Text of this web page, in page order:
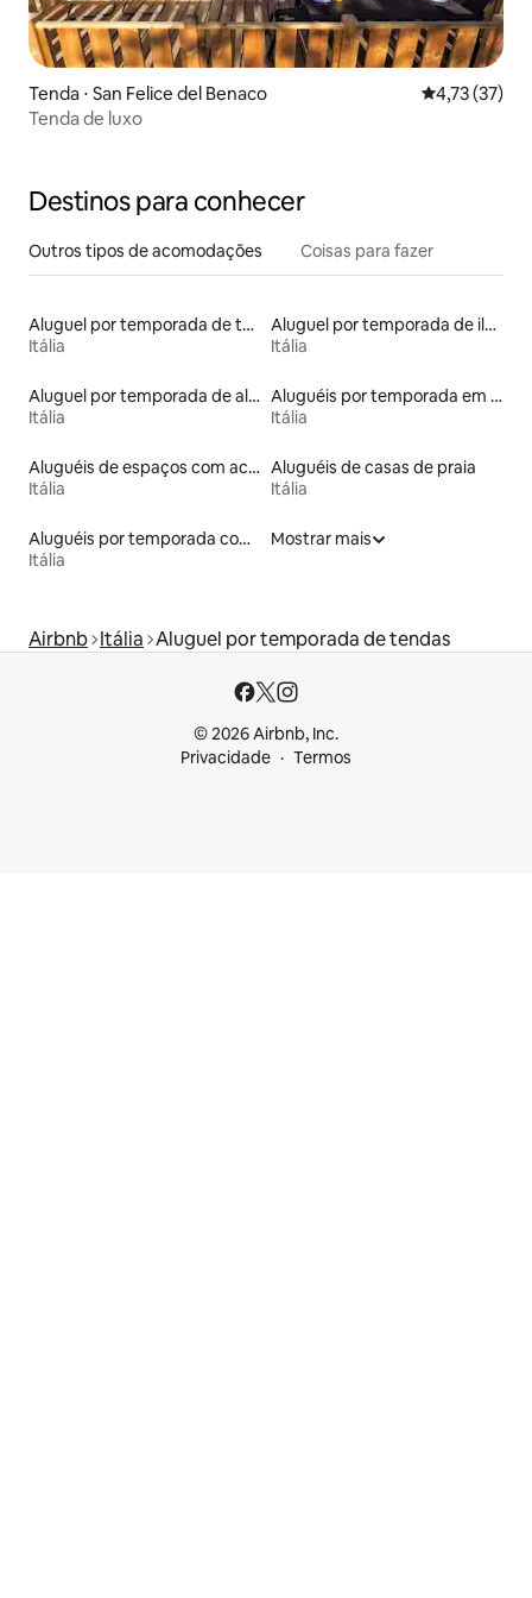
Tenda ⋅ San Felice del Benaco 4,73 de uma
4,73 (37)
Tenda de luxo
Destinos para conhecer
Outros tipos de acomodações Coisas para fazer
Aluguel por temporada de torres
Itália
Aluguel por temporada de ilhas
Itália
Aluguel por temporada de alojamentos ecológicos
Itália
Aluguéis por temporada em hotéis-fazenda
Itália
Aluguéis de espaços com acesso direto a pistas de esqui
Itália
Aluguéis de casas de praia
Itália
Aluguéis por temporada com banheira de hidromassagem
Itália
Mostrar mais
Airbnb Itália Aluguel por temporada de tendas
© 2026 Airbnb, Inc.
Privacidade
Termos